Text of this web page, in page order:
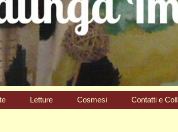
Letture Cosmesi Contatti e